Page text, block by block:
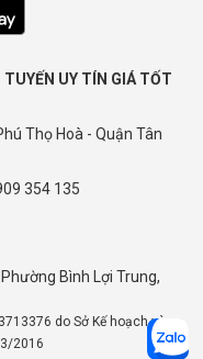
TUYẾN UY TÍN GIÁ TỐT
Thọ Hoà - Quận Tân
354 135
Bình Lợi Trung,
do Sở Kế hoạch và
2016